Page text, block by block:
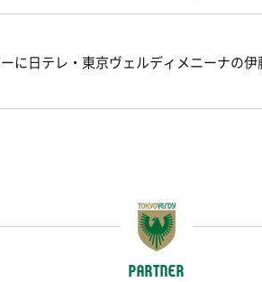
日テレ・東京ヴェルディメニーナの伊
PARTNER